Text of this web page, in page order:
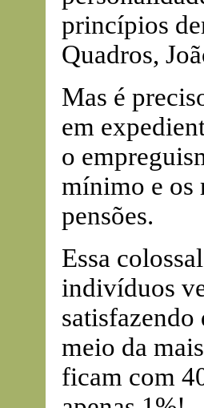
princípios
Quadros,
Mas é
em
o
mínimo e os
pensões.
Essa
indivíduos
satisfazendo
meio da
ficam com